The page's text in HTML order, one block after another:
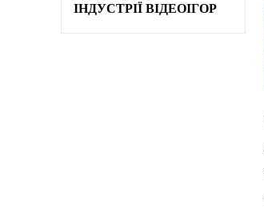
ІНДУСТРІЇ ВІДЕОІГОР